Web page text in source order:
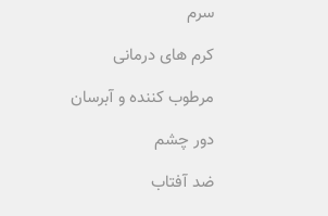
سرم
کرم های درمانی
مرطوب کننده و آبرسان
دور چشم
ضد آفتاب